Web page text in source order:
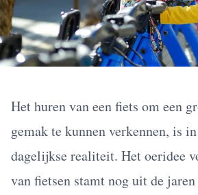
Het huren van een fiets om een
gemak te kunnen verkennen, is
dagelijkse realiteit. Het oeridee
van fietsen stamt nog uit de